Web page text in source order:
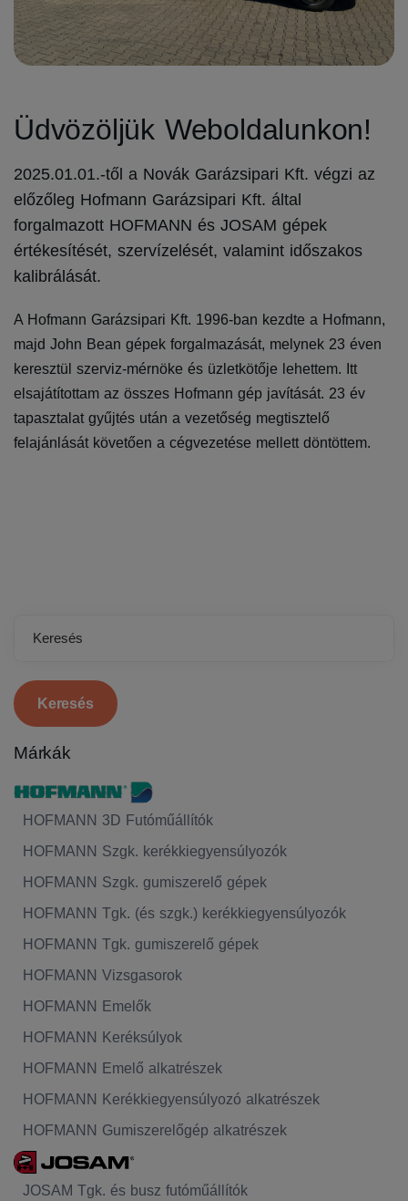
Üdvözöljük Weboldalunkon!
2025.01.01.-től a Novák Garázsipari Kft. végzi az
előzőleg Hofmann Garázsipari Kft. által
forgalmazott HOFMANN és JOSAM gépek
értékesítését, szervízelését, valamint időszakos
kalibrálását.
A Hofmann Garázsipari Kft. 1996-ban kezdte a Hofmann,
majd John Bean gépek forgalmazását, melynek 23 éven
keresztül szerviz-mérnöke és üzletkötője lehettem. Itt
elsajátítottam az összes Hofmann gép javítását. 23 év
tapasztalat gyűjtés után a vezetőség megtisztelő
felajánlását követően a cégvezetése mellett döntöttem.
Keresés
Márkák
HOFMANN 3D Futóműállítók
HOFMANN Szgk. kerékkiegyensúlyozók
HOFMANN Szgk. gumiszerelő gépek
HOFMANN Tgk. (és szgk.) kerékkiegyensúlyozók
HOFMANN Tgk. gumiszerelő gépek
HOFMANN Vizsgasorok
HOFMANN Emelők
HOFMANN Keréksúlyok
HOFMANN Emelő alkatrészek
HOFMANN Kerékkiegyensúlyozó alkatrészek
HOFMANN Gumiszerelőgép alkatrészek
JOSAM Tgk. és busz futóműállítók